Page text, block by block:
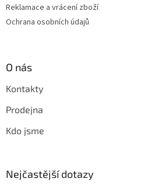
Reklamace a vrácení zboží
Ochrana osobních údajů
O nás
Kontakty
Prodejna
Kdo jsme
Nejčastější dotazy